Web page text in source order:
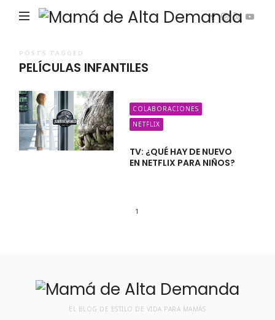
POSTS TAGGED
PELÍCULAS INFANTILES
COLABORACIONES
NETFLIX
TV: ¿QUÉ HAY DE NUEVO
EN NETFLIX PARA NIÑOS?
1
EL BLOG DE ESTILO DE VIDA PARA MAMÁS